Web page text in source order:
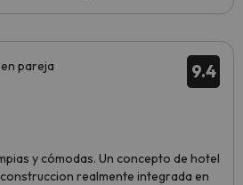
9.4
pareja
y cómodas. Un concepto de hotel
realmente integrada en